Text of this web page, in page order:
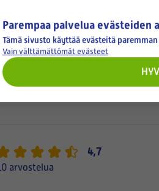
suodatuspinta-alaa
Coarse 80 % (=G4)
4,7
arvostelua
Parempaa palvelua evästeiden
Tämä sivusto käyttää evästeitä
Vain välttämättömät evästeet